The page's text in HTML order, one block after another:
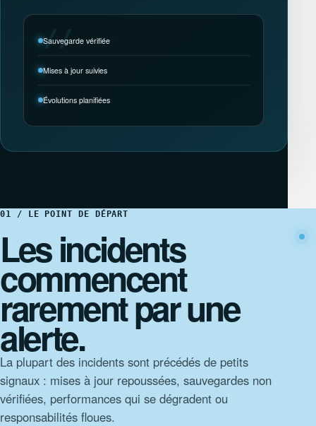
Sauvegarde vérifiée
Mises à jour suivies
Évolutions planifiées
01 / LE POINT DE DÉPART
Les incidents
commencent
rarement par une
alerte.
La plupart des incidents sont précédés de petits
signaux : mises à jour repoussées, sauvegardes non
vérifiées, performances qui se dégradent ou
responsabilités floues.